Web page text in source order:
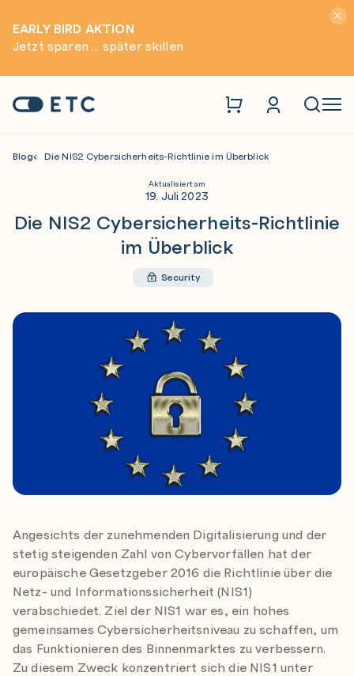
EARLY BIRD AKTION
Jetzt sparen ... später skillen
Startseite: ETC
Blog Die NIS2 Cybersicherheits-Richtlinie im Überblick
Aktualisiert am
19. Juli 2023
Die NIS2 Cybersicherheits-Richtlinie
im Überblick
Security
Angesichts der zunehmenden Digitalisierung und der
stetig steigenden Zahl von Cybervorfällen hat der
europäische Gesetzgeber 2016 die Richtlinie über die
Netz- und Informationssicherheit (NIS1)
verabschiedet. Ziel der NIS1 war es, ein hohes
gemeinsames Cybersicherheitsniveau zu schaffen, um
das Funktionieren des Binnenmarktes zu verbessern.
Zu diesem Zweck konzentriert sich die NIS1 unter